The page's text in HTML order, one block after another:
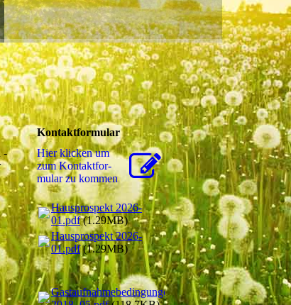
-
Kontaktformular
Hier klicken um
zum Kon­takt­for­
mu­lar zu kommen
Hausprospekt 2026-
01.pdf(1.29MB)
Hausprospekt 2026-
01.pdf(1.29MB)
Gastaufnahmebedingungen